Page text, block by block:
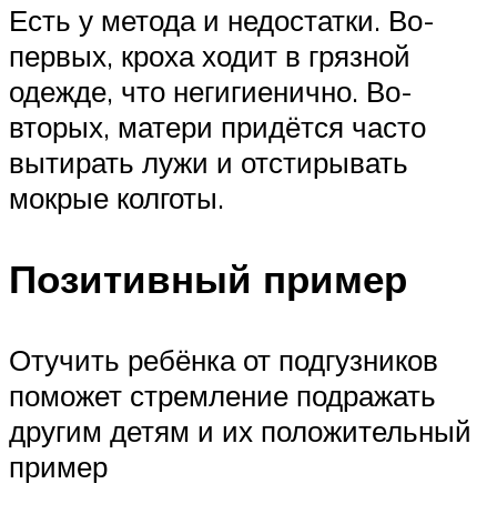
Есть у метода и недостатки. Во-
первых, кроха ходит в грязной
одежде, что негигиенично. Во-
вторых, матери придётся часто
вытирать лужи и отстирывать
мокрые колготы.
Позитивный пример
Отучить ребёнка от подгузников
поможет стремление подражать
другим детям и их положительный
пример